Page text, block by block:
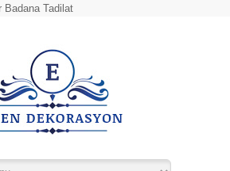
Badana Tadilat